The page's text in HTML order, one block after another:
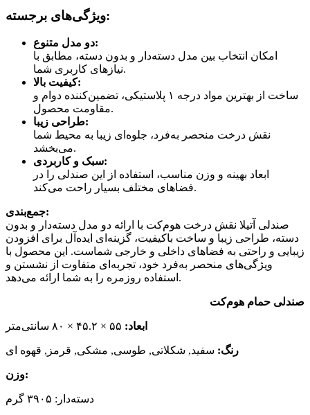
ویژگی‌های برجسته:
دو مدل متنوع:
امکان انتخاب بین مدل دسته‌دار و بدون دسته، مطابق با
نیازهای کاربری شما.
کیفیت بالا:
ساخت از بهترین مواد درجه ۱ پلاستیکی، تضمین‌کننده دوام و
مقاومت محصول.
طراحی زیبا:
نقش درخت منحصر به‌فرد، جلوه‌ای زیبا به محیط شما
می‌بخشد.
سبک و کاربردی:
ابعاد بهینه و وزن مناسب، استفاده از این صندلی را در
فضاهای مختلف بسیار راحت می‌کند.
جمع‌بندی:
صندلی آتیلا نقش درخت هوم‌کت با ارائه دو مدل دسته‌دار و بدون
دسته، طراحی زیبا و ساخت باکیفیت، گزینه‌ای ایده‌آل برای افزودن
زیبایی و راحتی به فضاهای داخلی و خارجی شماست. این محصول با
ویژگی‌های منحصر به‌فرد خود، تجربه‌ای متفاوت از نشستن و
استفاده روزمره را به شما ارائه می‌دهد.
صندلی حمام هوم‌کت
ابعاد:
رنگ: سفید, شکلاتی, طوسی, مشکی, قرمز, قهوه ای
وزن:
دسته‌دار: ۳۹۰۵ گرم